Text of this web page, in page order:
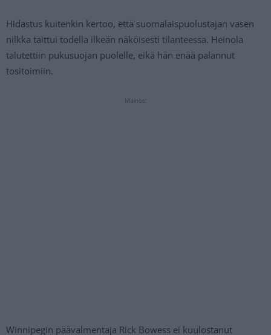
Hidastus kuitenkin kertoo, että suomalaispuolustajan vasen
nilkka taittui todella ilkeän näköisesti tilanteessa. Heinola
talutettiin pukusuojan puolelle, eikä hän enää palannut
tositoimiin.
Mainos:
Winnipegin päävalmentaja Rick Bowess ei kuulostanut